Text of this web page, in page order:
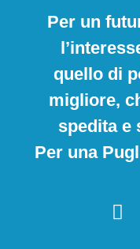
Per un
quello di
migliore,
spedita e
Per una